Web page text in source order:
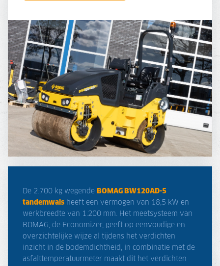
De 2.700 kg wegende BOMAG BW120AD-5
tandemwals heeft een vermogen van 18,5 kW en
werkbreedte van 1.200 mm. Het meetsysteem van
BOMAG, de Economizer, geeft op eenvoudige en
overzichtelijke wijze al tijdens het verdichten
inzicht in de bodemdichtheid, in combinatie met de
asfalttemperatuurmeter maakt dit het verdichten